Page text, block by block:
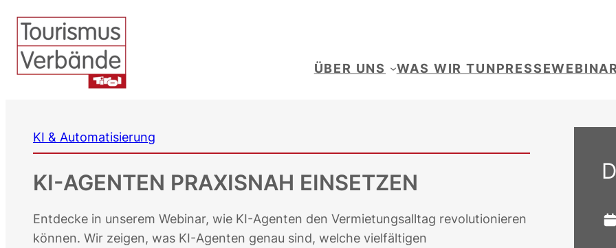
Zum
Inhalt
springen
ÜBER UNS
WAS WIR TUNPRESSE
KI & Automatisierung
KI-AGENTEN PRAXISNAH EINSETZEN
Entdecke in unserem Webinar, wie KI-Agenten den Vermietungsalltag revolutionieren
können. Wir zeigen, was KI-Agenten genau sind, welche vielfältigen